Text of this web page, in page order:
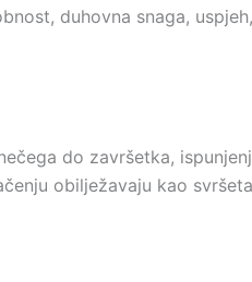
duhovna snaga,
do završetka,
obilježavaju kao